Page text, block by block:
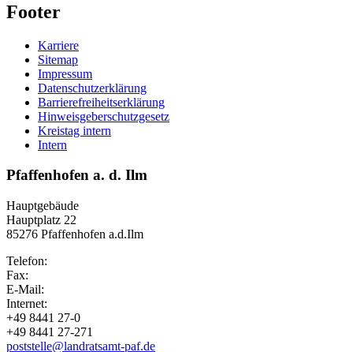
Footer
Karriere
Sitemap
Impressum
Datenschutzerklärung
Barrierefreiheitserklärung
Hinweisgeberschutzgesetz
Kreistag intern
Intern
Pfaffenhofen a. d. Ilm
Hauptgebäude
Hauptplatz 22
85276 Pfaffenhofen a.d.Ilm
Telefon:
Fax:
E-Mail:
Internet:
+49 8441 27-0
+49 8441 27-271
poststelle@landratsamt-paf.de